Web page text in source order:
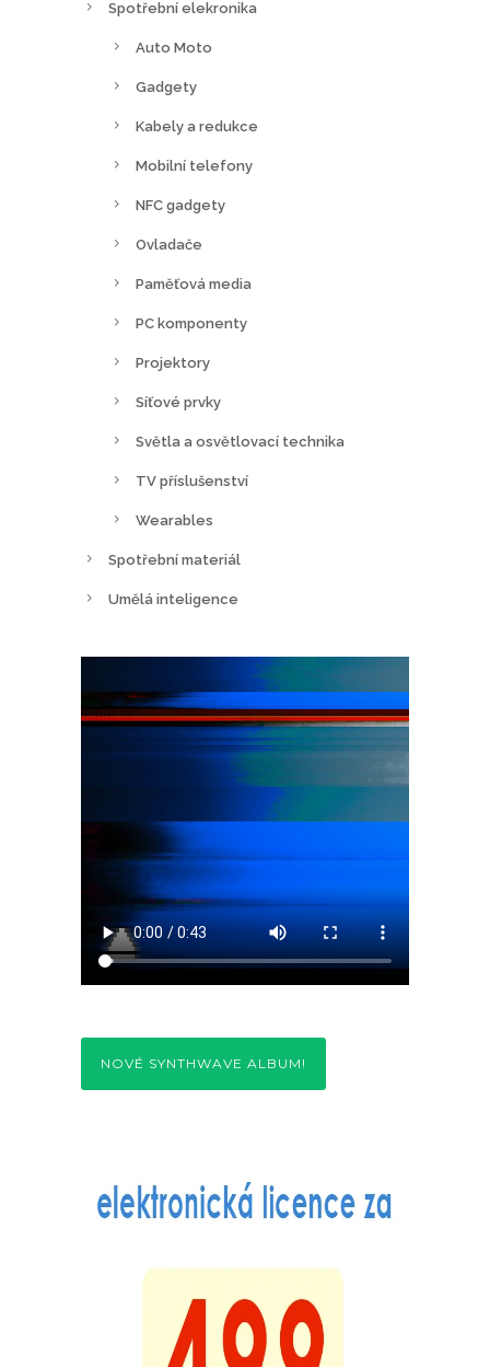
Spotřební elekronika
Auto Moto
Gadgety
Kabely a redukce
Mobilní telefony
NFC gadgety
Ovladače
Paměťová media
PC komponenty
Projektory
Síťové prvky
Světla a osvětlovací technika
TV příslušenství
Wearables
Spotřební materiál
Umělá inteligence
NOVÉ SYNTHWAVE ALBUM!